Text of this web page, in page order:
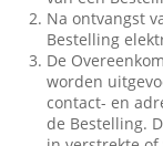
Na ontvangst
Bestelling
De
worden
contact- en
de Bestelling.